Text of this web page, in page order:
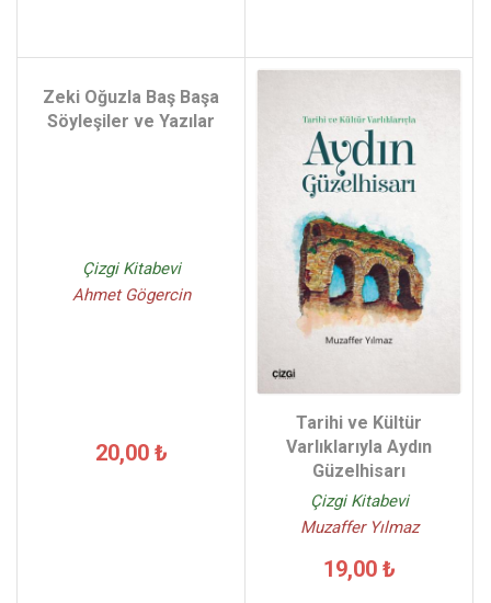
Zeki Oğuzla Baş Başa
Söyleşiler ve Yazılar
Çizgi Kitabevi
Ahmet Gögercin
20,00 ₺
Tarihi ve Kültür
Varlıklarıyla Aydın
Güzelhisarı
Çizgi Kitabevi
Muzaffer Yılmaz
19,00 ₺